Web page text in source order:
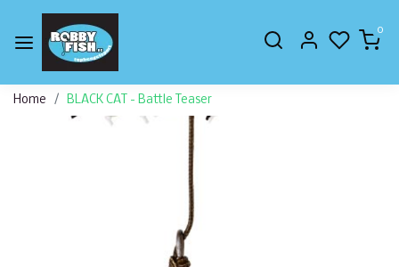
0
Home BLACK CAT - Battle Teaser